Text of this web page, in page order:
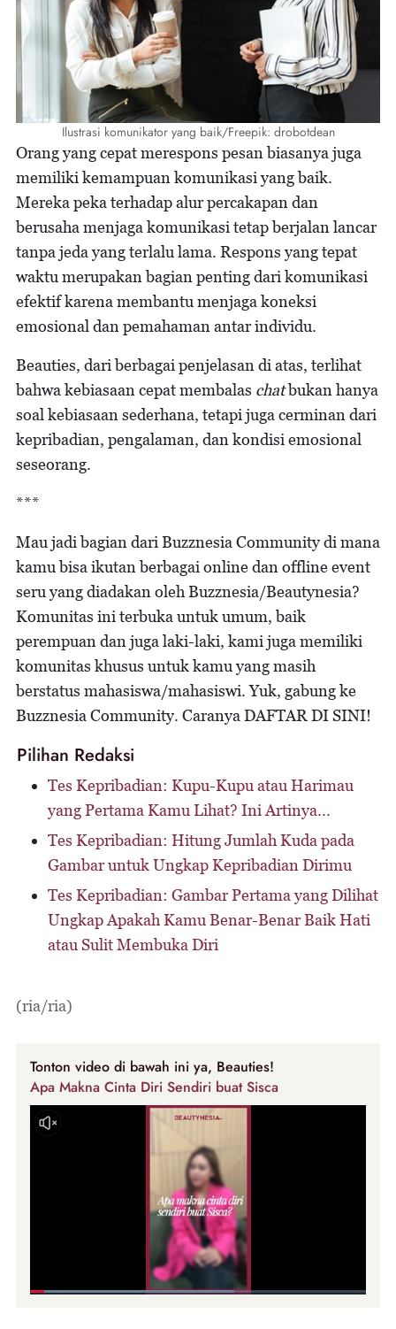
Ilustrasi komunikator yang baik/Freepik: drobotdean
Orang yang cepat merespons pesan biasanya juga
memiliki kemampuan komunikasi yang baik.
Mereka peka terhadap alur percakapan dan
berusaha menjaga komunikasi tetap berjalan lancar
tanpa jeda yang terlalu lama. Respons yang tepat
waktu merupakan bagian penting dari komunikasi
efektif karena membantu menjaga koneksi
emosional dan pemahaman antar individu.
Beauties, dari berbagai penjelasan di atas, terlihat
bahwa kebiasaan cepat membalas chatbukan hanya
soal kebiasaan sederhana, tetapi juga cerminan dari
kepribadian, pengalaman, dan kondisi emosional
seseorang.
***
Mau jadi bagian dari Buzznesia Community di mana
kamu bisa ikutan berbagai online dan offline event
seru yang diadakan oleh Buzznesia/Beautynesia?
Komunitas ini terbuka untuk umum, baik
perempuan dan juga laki-laki, kami juga memiliki
komunitas khusus untuk kamu yang masih
berstatus mahasiswa/mahasiswi. Yuk, gabung ke
Buzznesia Community. Caranya DAFTAR DI SINI!
Pilihan Redaksi
Tes Kepribadian: Kupu-Kupu atau Harimau
yang Pertama Kamu Lihat? Ini Artinya...
Tes Kepribadian: Hitung Jumlah Kuda pada
Gambar untuk Ungkap Kepribadian Dirimu
Tes Kepribadian: Gambar Pertama yang Dilihat
Ungkap Apakah Kamu Benar-Benar Baik Hati
atau Sulit Membuka Diri
(ria/ria)
Tonton video di bawah ini ya, Beauties!
Apa Makna Cinta Diri Sendiri buat Sisca